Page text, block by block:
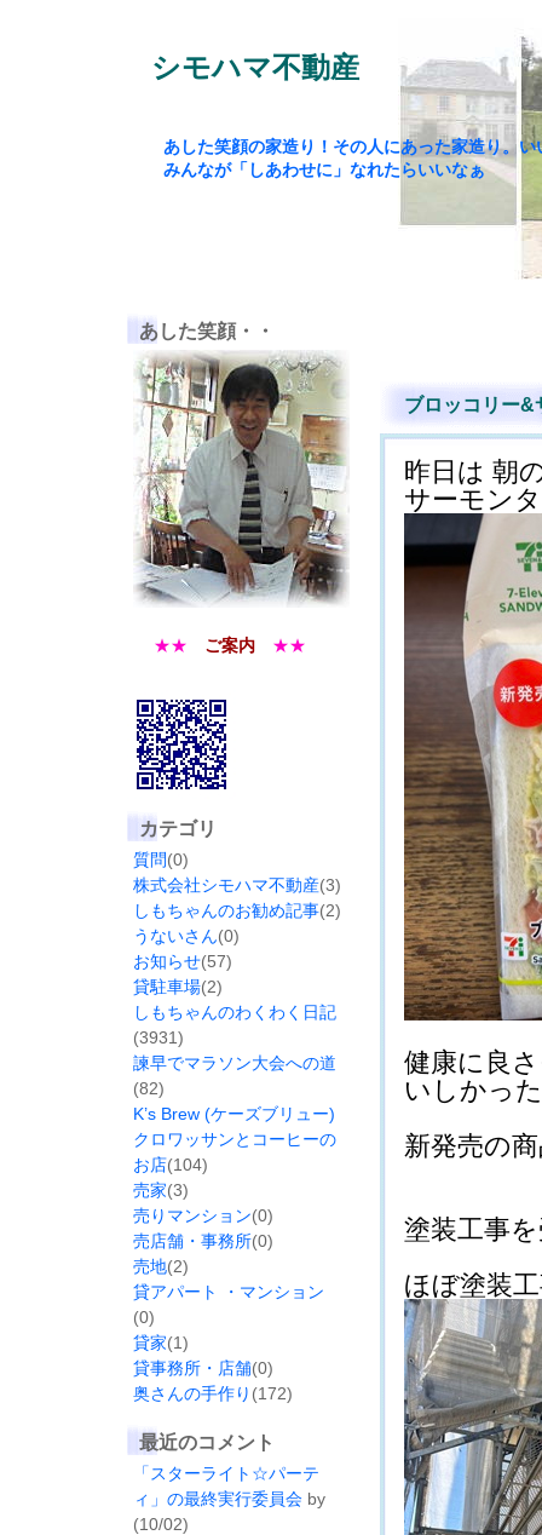
シモハマ不動産
あした笑顔の家造り！その人にあった家造り。
みんなが「しあわせに」なれたらいいなぁ
あした笑顔・・
★★ ご案内 ★★
カテゴリ
質問(0)
株式会社シモハマ不動産(3)
しもちゃんのお勧め記事(2)
うないさん(0)
お知らせ(57)
貸駐車場(2)
しもちゃんのわくわく日記
(3931)
諫早でマラソン大会への道
(82)
K’s Brew (ケーズブリュー)
クロワッサンとコーヒーの
お店(104)
売家(3)
売りマンション(0)
売店舗・事務所(0)
売地(2)
貸アパート ・マンション
(0)
貸家(1)
貸事務所・店舗(0)
奥さんの手作り (172)
最近のコメント
「スターライト☆パーテ
ィ」の最終実行委員会 by
(10/02)
ブロッコリー&
昨日は 朝
サーモン
健康に良
いしかっ
新発売の
塗装工事
ほぼ塗装